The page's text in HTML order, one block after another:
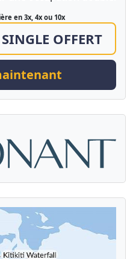
en 3x, 4x ou 10x
OFFERT